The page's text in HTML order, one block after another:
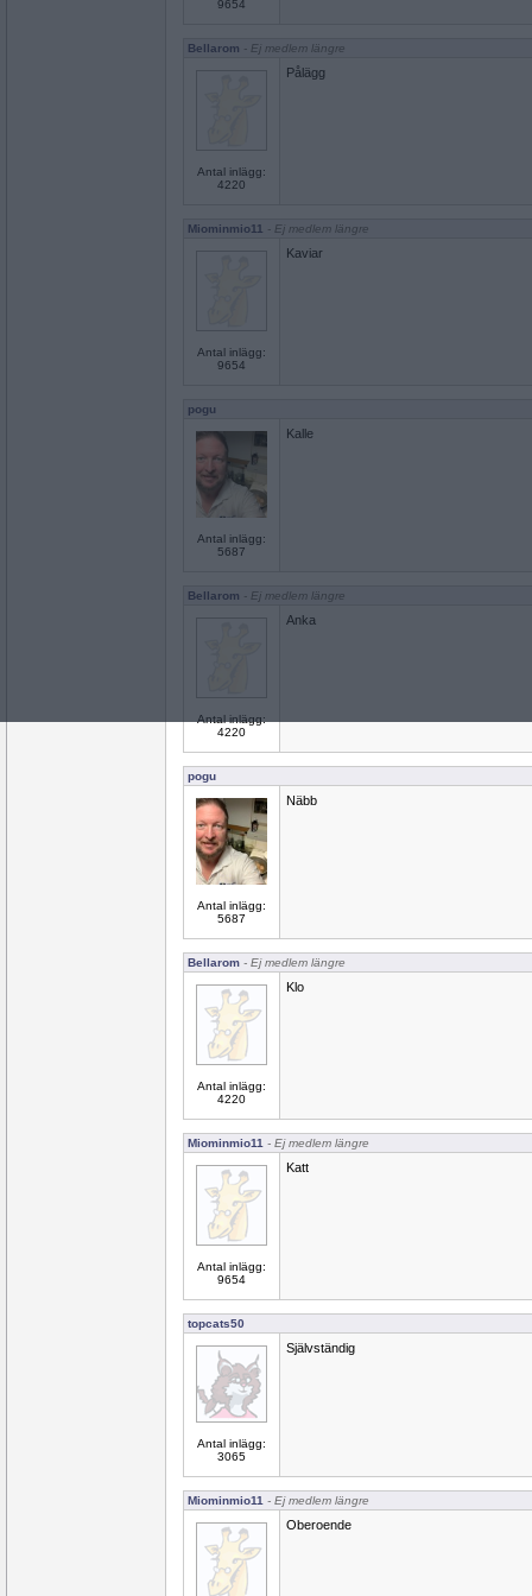
9654
Bellarom - Ej medlem längre
Antal inlägg:
4220
Pålägg
Miominmio11 - Ej medlem längre
Antal inlägg:
9654
Kaviar
pogu
Antal inlägg:
5687
Kalle
Bellarom - Ej medlem längre
Antal inlägg:
4220
Anka
pogu
Antal inlägg:
5687
Näbb
Bellarom - Ej medlem längre
Antal inlägg:
4220
Klo
Miominmio11 - Ej medlem längre
Antal inlägg:
9654
Katt
topcats50
Antal inlägg:
3065
Självständig
Miominmio11 - Ej medlem längre
Oberoende